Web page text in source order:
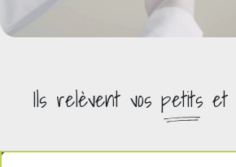
Ils relèvent vos petits et